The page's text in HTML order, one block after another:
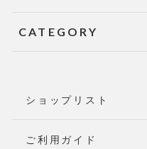
CATEGORY
ショップリスト
ご利用ガイド